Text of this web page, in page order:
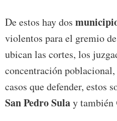
De estos hay dos
violentos para el gremio
ubican las cortes, los
concentración
casos que defender, estos
San Pedro Sulay también